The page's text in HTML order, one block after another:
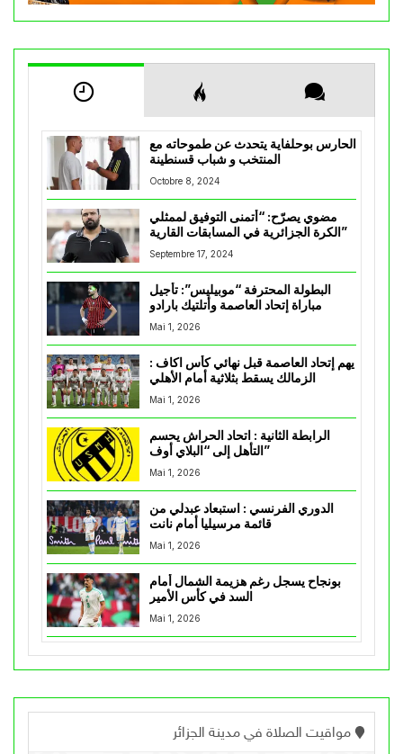
الحارس بوحلفاية يتحدث عن طموحاته مع
المنتخب و شباب قسنطينة
Octobre 8, 2024
مضوي يصرّح: “أتمنى التوفيق لممثلي
الكرة الجزائرية في المسابقات القارية”
Septembre 17, 2024
البطولة المحترفة “موبيليس”: تأجيل
مباراة إتحاد العاصمة وأتلتيك بارادو
Mai 1, 2026
يهم إتحاد العاصمة قبل نهائي كأس اكاف :
Mai 1, 2026
الرابطة الثانية : اتحاد الحراش يحسم
التأهل إلى “البلاي أوف”
Mai 1, 2026
الدوري الفرنسي : استبعاد عبدلي من
قائمة مرسيليا أمام نانت
Mai 1, 2026
بونجاح يسجل رغم هزيمة الشمال أمام
السد في كأس الأمير
Mai 1, 2026